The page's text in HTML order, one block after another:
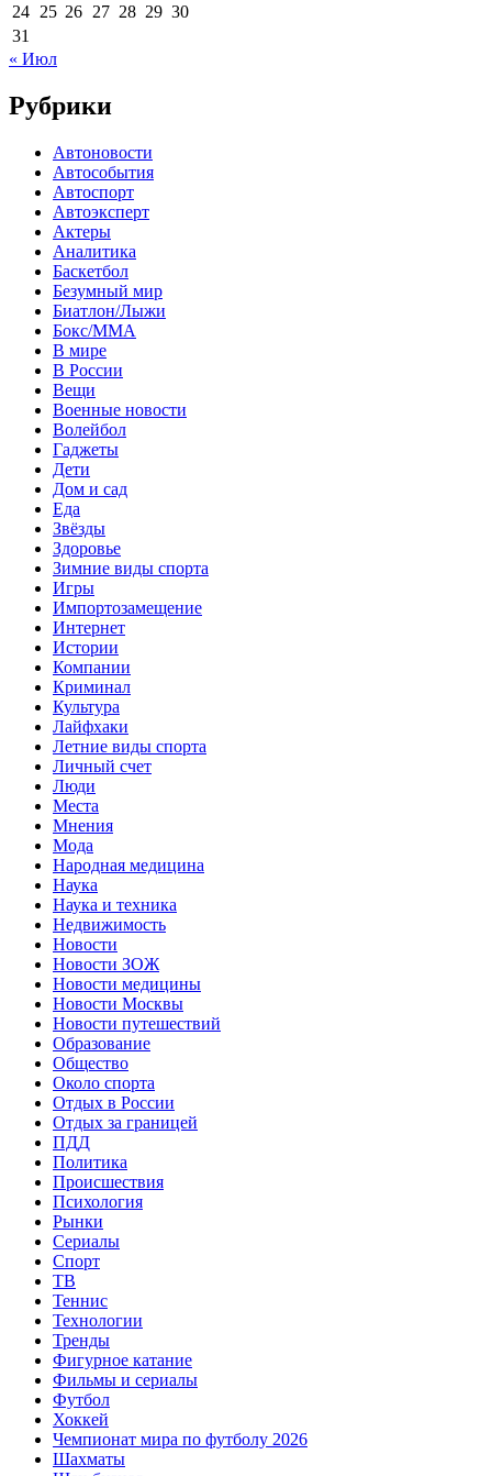
24 25 26 27 28 29 30
31
« Июл
Рубрики
Автоновости
Автособытия
Автоспорт
Автоэксперт
Актеры
Аналитика
Баскетбол
Безумный мир
Биатлон/Лыжи
Бокс/MMA
В мире
В России
Вещи
Военные новости
Волейбол
Гаджеты
Дети
Дом и сад
Еда
Звёзды
Здоровье
Зимние виды спорта
Игры
Импортозамещение
Интернет
Истории
Компании
Криминал
Культура
Лайфхаки
Летние виды спорта
Личный счет
Люди
Места
Мнения
Мода
Народная медицина
Наука
Наука и техника
Недвижимость
Новости
Новости ЗОЖ
Новости медицины
Новости Москвы
Новости путешествий
Образование
Общество
Около спорта
Отдых в России
Отдых за границей
ПДД
Политика
Происшествия
Психология
Рынки
Сериалы
Спорт
ТВ
Теннис
Технологии
Тренды
Фигурное катание
Фильмы и сериалы
Футбол
Хоккей
Чемпионат мира по футболу 2026
Шахматы